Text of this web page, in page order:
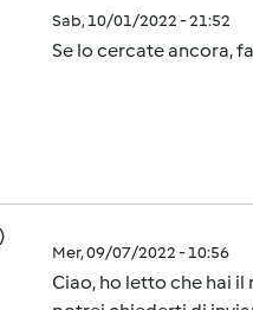
Sab, 10/01/2022 - 21:52
Se lo cercate ancora,
Mer, 09/07/2022 - 10:56
Ciao, ho letto che hai